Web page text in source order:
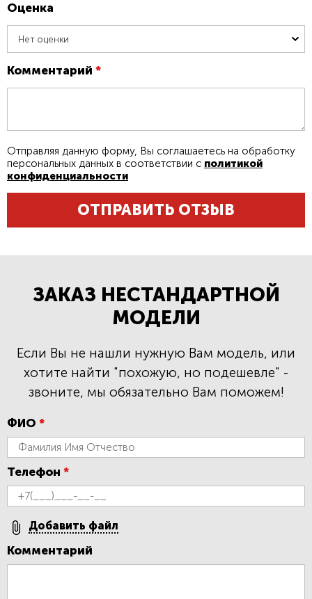
Оценка
Нет оценки
Комментарий *
ОТПРАВИТЬ ОТЗЫВ
Отправляя данную форму, Вы соглашаетесь на обработку
персональных данных в соответствии с политикой
конфиденциальности
ЗАКАЗ НЕСТАНДАРТНОЙ
МОДЕЛИ
Если Вы не нашли нужную Вам модель, или
хотите найти "похожую, но подешевле" -
звоните, мы обязательно Вам поможем!
ФИО *
Телефон *
Добавить файл
Комментарий